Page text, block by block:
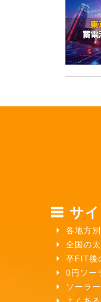
サ
各地方
全国の
卒FIT後
0円ソー
ソーラ